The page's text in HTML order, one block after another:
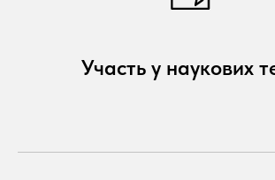
Участь у наукових